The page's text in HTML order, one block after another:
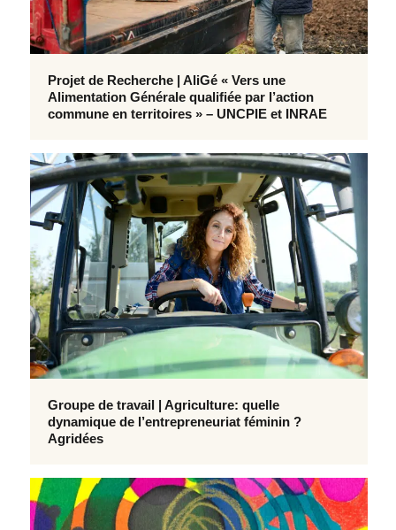
Projet de Recherche | AliGé « Vers une
Alimentation Générale qualifiée par l’action
commune en territoires » – UNCPIE et INRAE
Groupe de travail | Agriculture: quelle
dynamique de l’entrepreneuriat féminin ?
Agridées